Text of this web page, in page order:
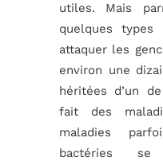
utiles. Mais
quelques types
attaquer les
environ une
héritées d’un
fait des
maladies
bactéries se